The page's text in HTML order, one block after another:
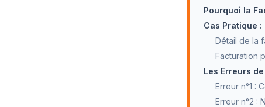
Pourquoi la
Cas Pratique
Détail de la
Facturation
Les Erreurs
Erreur n°1 :
Erreur n°2 :